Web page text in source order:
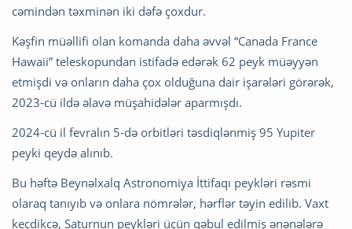
cəmindən təxminən iki dəfə çoxdur.
Kəşfin müəllifi olan komanda daha əvvəl “Canada France
Hawaii” teleskopundan istifadə edərək 62 peyk müəyyən
etmişdi və onların daha çox olduğuna dair işarələri görərək,
2023-cü ildə əlavə müşahidələr aparmışdı.
2024-cü il fevralın 5-də orbitləri təsdiqlənmiş 95 Yupiter
peyki qeydə alınıb.
Bu həftə Beynəlxalq Astronomiya İttifaqı peykləri rəsmi
olaraq tanıyıb və onlara nömrələr, hərflər təyin edilib. Vaxt
keçdikcə, Saturnun peykləri üçün qəbul edilmiş ənənələrə